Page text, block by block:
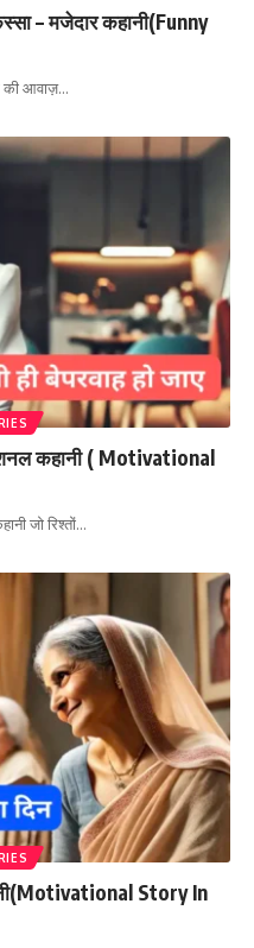
– मजेदार कहानी(Funny
की आवाज़…
कहानी ( Motivational
जो रिश्तों…
Story In